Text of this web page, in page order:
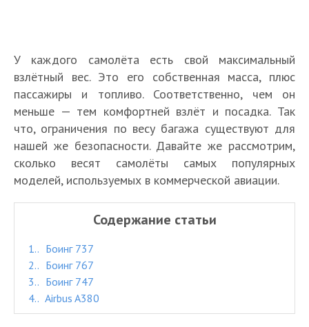
У каждого самолёта есть свой максимальный
взлётный вес. Это его собственная масса, плюс
пассажиры и топливо. Соответственно, чем он
меньше — тем комфортней взлёт и посадка. Так
что, ограничения по весу багажа существуют для
нашей же безопасности. Давайте же рассмотрим,
сколько весят самолёты самых популярных
моделей, используемых в коммерческой авиации.
Содержание статьи
1.
Боинг 737
2.
Боинг 767
3.
Боинг 747
4.
Airbus A380